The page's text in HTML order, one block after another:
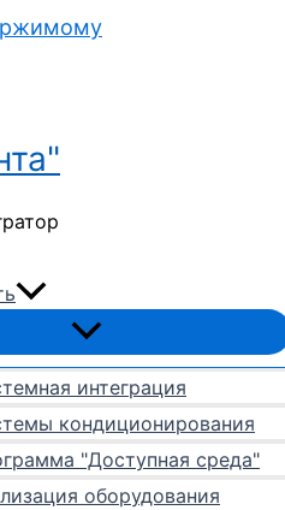
интеграция
кондиционирования
"Доступная среда"
оборудования